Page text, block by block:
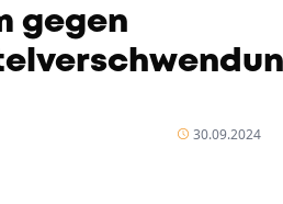
gegen
30.09.2024